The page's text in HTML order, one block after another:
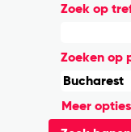
Zoek op
Zoeken op
Meer